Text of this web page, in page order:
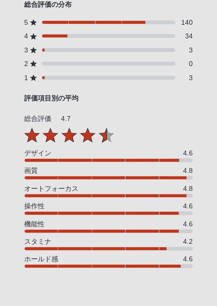
総合評価の分布
5
140
4
34
3
3
2
0
1
3
評価項目別の平均
総合評価 4.7
デザイン 4.6
画質 4.8
オートフォーカス 4.8
操作性 4.6
機能性 4.6
スタミナ 4.2
ホールド感 4.6